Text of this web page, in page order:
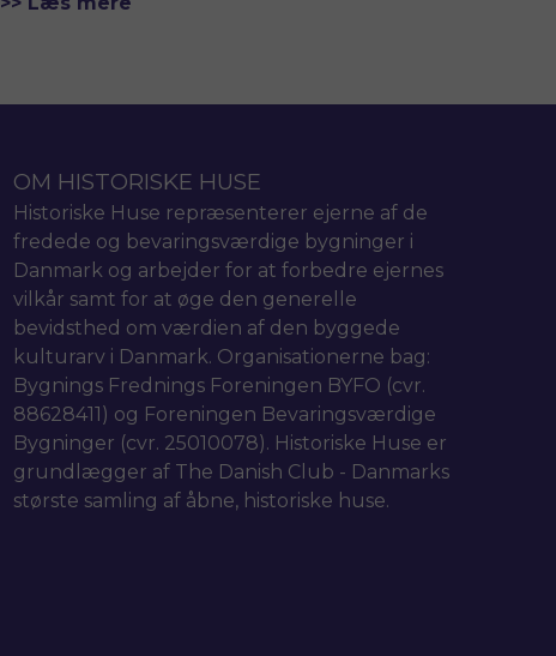
OM HISTORISKE HUSE
Historiske Huse repræsenterer ejerne af de
fredede og bevaringsværdige bygninger i
Danmark og arbejder for at forbedre ejernes
vilkår samt for at øge den generelle
bevidsthed om værdien af den byggede
kulturarv i Danmark. Organisationerne bag:
Bygnings Frednings Foreningen BYFO (cvr.
88628411) og Foreningen Bevaringsværdige
Bygninger (cvr. 25010078). Historiske Huse er
grundlægger af The Danish Club - Danmarks
største samling af åbne, historiske huse.